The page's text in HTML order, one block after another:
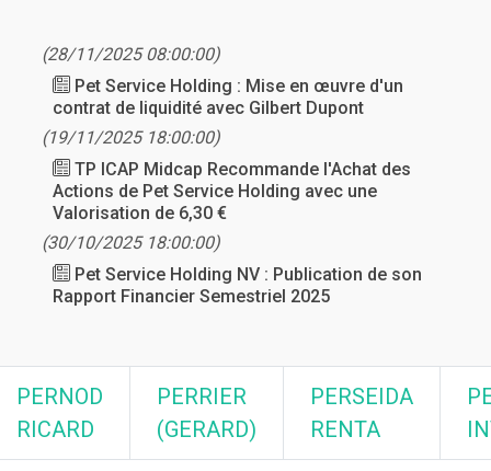
(28/11/2025 08:00:00)
Pet Service Holding : Mise en œuvre d'un
contrat de liquidité avec Gilbert Dupont
(19/11/2025 18:00:00)
TP ICAP Midcap Recommande l'Achat des
Actions de Pet Service Holding avec une
Valorisation de 6,30 €
(30/10/2025 18:00:00)
Pet Service Holding NV : Publication de son
Rapport Financier Semestriel 2025
PERNOD
RICARD
PERRIER
(GERARD)
PERSEIDA
RENTA